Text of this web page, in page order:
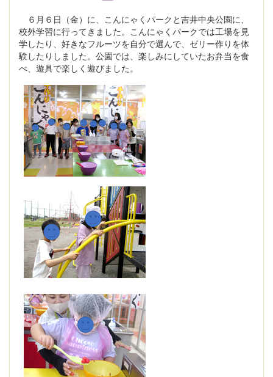
６月６日（金）に、こんにゃくパークと吉井中央公園に、
校外学習に行ってきました。こんにゃくパークでは工場を見
学したり、好きなフルーツを自分で選んで、ゼリー作りを体
験したりしました。公園では、楽しみにしていたお弁当を食
べ、遊具で楽しく遊びました。